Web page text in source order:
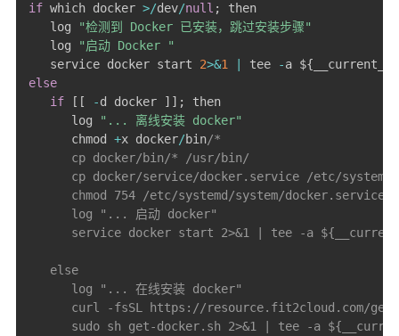
if which docker >/dev/null ;
then
   log
"检测到 Docker 已安装，跳过安装步骤"
   log
"启动 Docker "
   service docker start
2>&1 tee -a ${
else
if
[ [ -d docker ] ] ;
then
      log
"... 离线安装 docker"
      chmod
+x docker/bin/*
      cp docker/bin/* /usr/bin/
cp docker/service/docker.service /etc/
      chmod 754 /etc/systemd/system/docker.service
      log "... 启动 docker"
service docker start 2>&1 | tee -a
   else
      log "... 在线安装 docker"
curl -fsSL https://resource.fit2cloud.com/
sudo sh get-docker.sh 2>&1 | tee -a